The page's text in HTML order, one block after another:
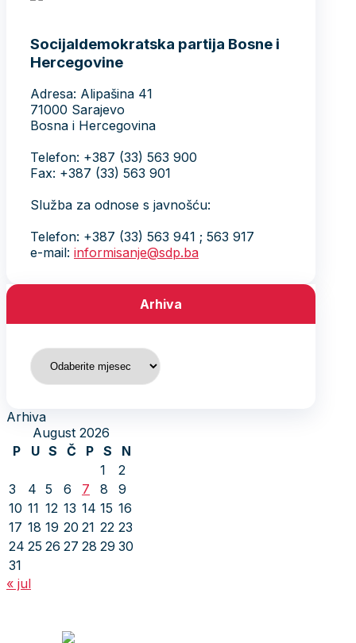
Socijaldemokratska partija Bosne i
Hercegovine
Adresa: Alipašina 41
71000 Sarajevo
Bosna i Hercegovina
Telefon: +387 (33) 563 900
Fax: +387 (33) 563 901
Služba za odnose s javnošću:
Telefon: +387 (33) 563 941 ; 563 917
e-mail: informisanje@sdp.ba
Arhiva
Arhiva
Arhiva
August 2026
P
U S Č P S
N
1
2
3
4 5 6 7 8
9
10 11 12 13 14 15 16
17 18 19 20 21 22 23
24 25 26 27 28 29 30
31
« jul